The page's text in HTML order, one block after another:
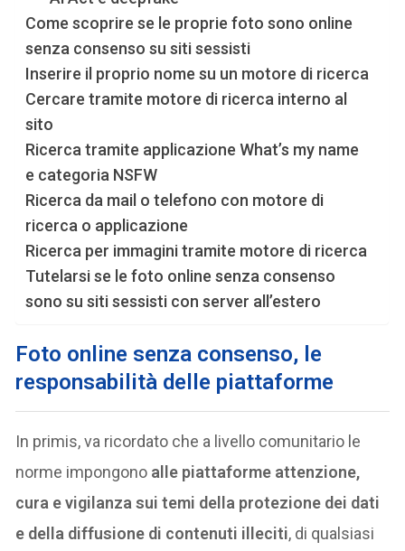
Come scoprire se le proprie foto sono online
senza consenso su siti sessisti
Inserire il proprio nome su un motore di ricerca
Cercare tramite motore di ricerca interno al
sito
Ricerca tramite applicazione What’s my name
e categoria NSFW
Ricerca da mail o telefono con motore di
ricerca o applicazione
Ricerca per immagini tramite motore di ricerca
Tutelarsi se le foto online senza consenso
sono su siti sessisti con server all’estero
Foto online senza consenso, le
responsabilità delle piattaforme
In primis, va ricordato che a livello comunitario le
norme impongono alle piattaforme attenzione,
cura e vigilanza sui temi della protezione dei dati
e della diffusione di contenuti illeciti, di qualsiasi